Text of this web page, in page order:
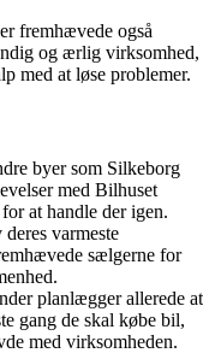
fremhævede også
og ærlig virksomhed,
med at løse problemer.
byer som Silkeborg
med Bilhuset
at handle der igen.
varmeste
sælgerne for
planlægger allerede at
gang de skal købe bil,
med virksomheden.